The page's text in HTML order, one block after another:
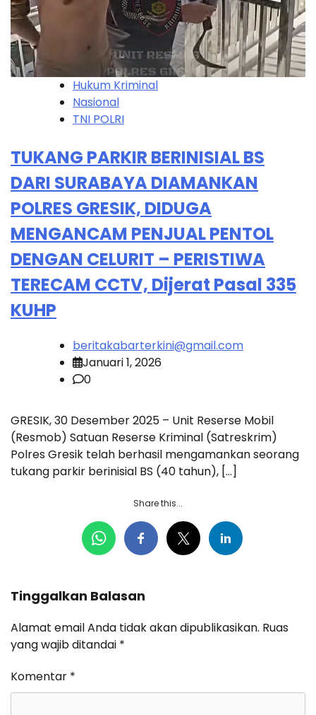
Hukum Kriminal
Nasional
TNI POLRI
TUKANG PARKIR BERINISIAL BS
DARI SURABAYA DIAMANKAN
POLRES GRESIK, DIDUGA
MENGANCAM PENJUAL PENTOL
DENGAN CELURIT – PERISTIWA
TERECAM CCTV, Dijerat Pasal 335
KUHP
beritakabarterkini@gmail.com
Januari 1, 2026
0
GRESIK, 30 Desember 2025 – Unit Reserse Mobil
(Resmob) Satuan Reserse Kriminal (Satreskrim)
Polres Gresik telah berhasil mengamankan seorang
tukang parkir berinisial BS (40 tahun), […]
Share this...
Tinggalkan Balasan
Alamat email Anda tidak akan dipublikasikan. Ruas
yang wajib ditandai *
Komentar *